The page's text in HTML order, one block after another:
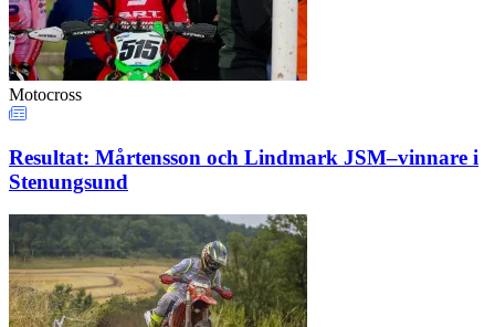
Motocross
Resultat: Mårtensson och Lindmark JSM–vinnare i
Stenungsund